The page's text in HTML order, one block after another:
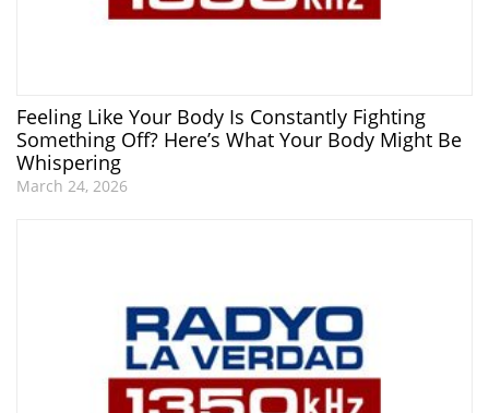
Feeling Like Your Body Is Constantly Fighting
Something Off? Here’s What Your Body Might Be
Whispering
March 24, 2026